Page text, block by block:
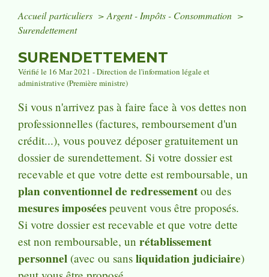
Accueil particuliers > Argent - Impôts - Consommation >
Surendettement
SURENDETTEMENT
Vérifié le 16 Mar 2021 - Direction de l'information légale et
administrative (Première ministre)
Si vous n'arrivez pas à faire face à vos dettes non
professionnelles (factures, remboursement d'un
crédit...), vous pouvez déposer gratuitement un
dossier de surendettement. Si votre dossier est
recevable et que votre dette est remboursable, un
plan conventionnel de redressement ou des
mesures imposées peuvent vous être proposés.
Si votre dossier est recevable et que votre dette
est non remboursable, un rétablissement
personnel (avec ou sans liquidation judiciaire)